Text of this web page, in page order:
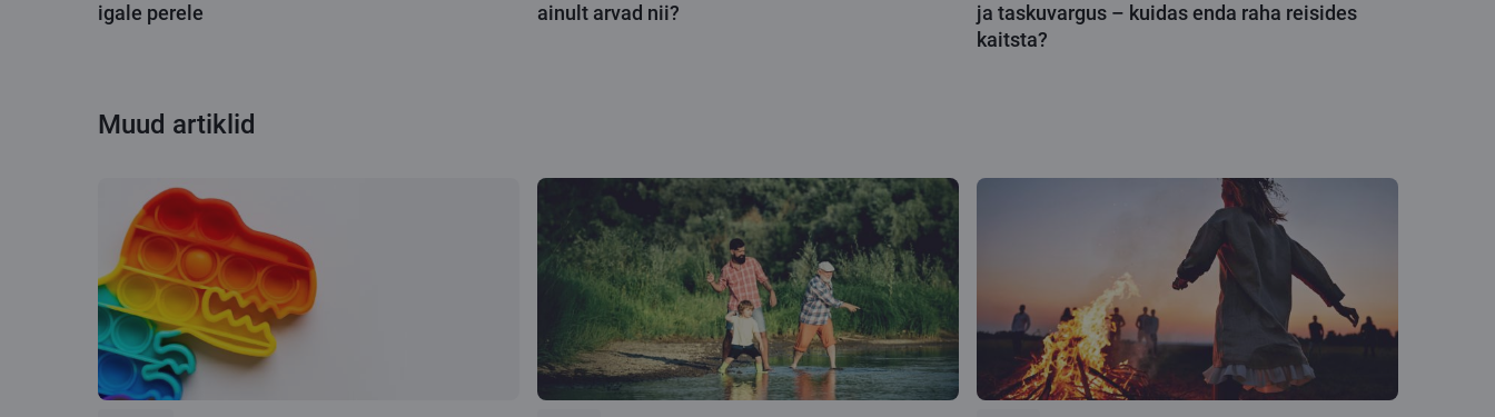
igale perele
ainult arvad nii?
ja taskuvargus – kuidas enda raha reisides
kaitsta?
Muud artiklid